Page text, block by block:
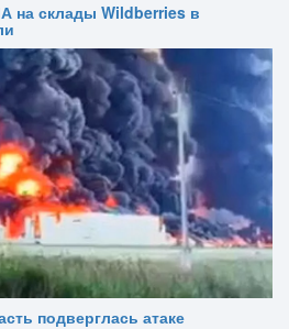
на склады Wildberries в
подверглась атаке